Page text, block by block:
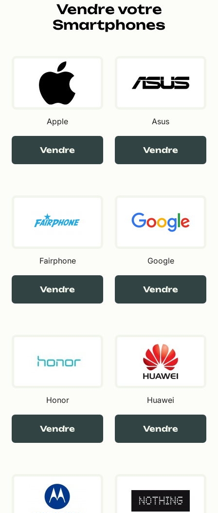
Vendre votre
Smartphones
Apple
Vendre
Asus
Vendre
Fairphone
Vendre
Google
Vendre
Honor
Vendre
Huawei
Vendre